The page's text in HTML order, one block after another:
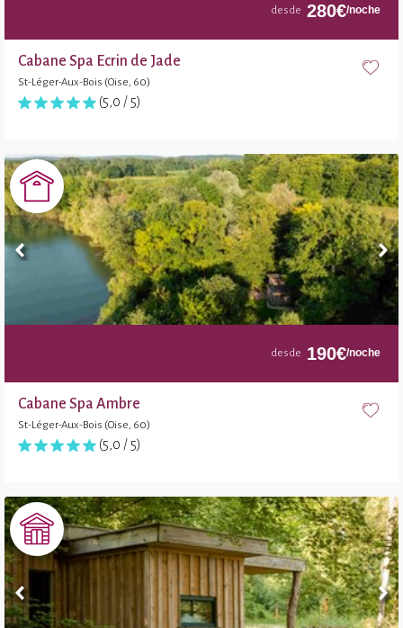
desde 280€/noche
Cabane Spa Ecrin de Jade
St-Léger-Aux-Bois (Oise, 60)
(5,0 / 5)
desde 190€/noche
Cabane Spa Ambre
St-Léger-Aux-Bois (Oise, 60)
(5,0 / 5)